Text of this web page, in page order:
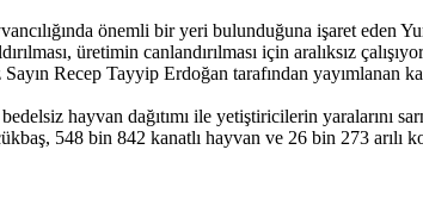
önemli bir yeri bulunduğuna işaret eden
üretimin canlandırılması için aralıksız
Recep Tayyip Erdoğan tarafından yayımlanan
hayvan dağıtımı ile yetiştiricilerin yaralarını
548 bin 842 kanatlı hayvan ve 26 bin 273 arılı